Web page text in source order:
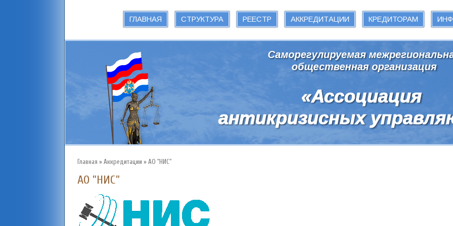
ГЛАВНАЯ СТРУКТУРА РЕЕСТР АККРЕДИТАЦИИ КРЕДИТОРАМ
Главная » Аккредитации » АО "НИС"
АО "НИС"